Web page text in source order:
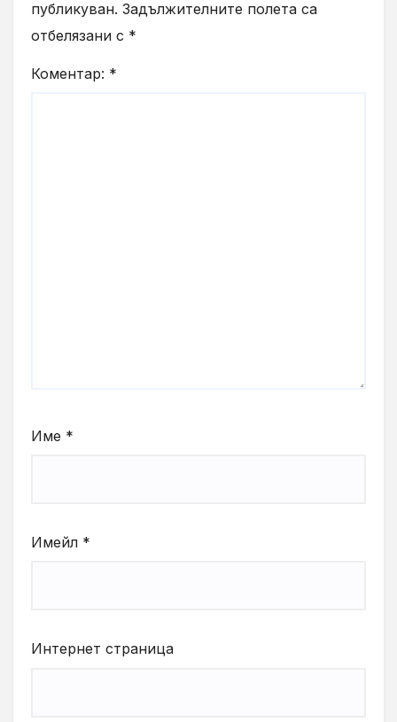
публикуван. Задължителните полета са
отбелязани с *
Коментар: *
Име *
Имейл *
Интернет страница